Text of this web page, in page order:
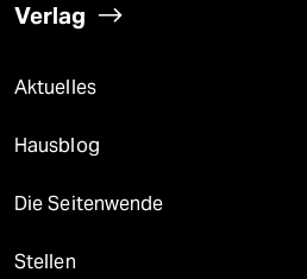
Verlag
Aktuelles
Hausblog
Die Seitenwende
Stellen